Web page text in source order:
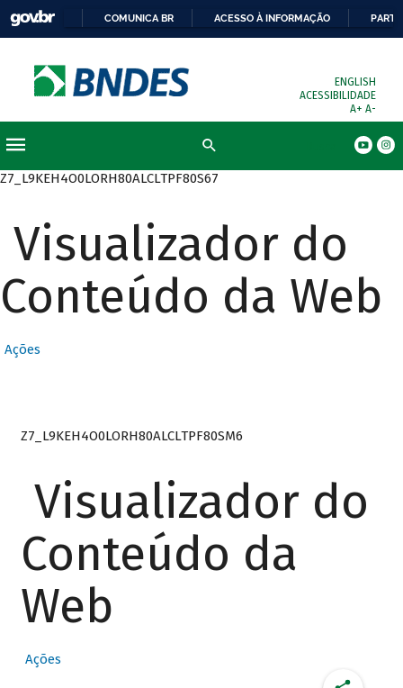
COMUNICA BR ACESSO À INFORMAÇÃO
ENGLISH
ACESSIBILIDADE
A+ A-
Z7_L9KEH4O0LORH80ALCLTPF80S67
Visualizador do
Conteúdo da Web
Ações
Z7_L9KEH4O0LORH80ALCLTPF80SM6
Visualizador do
Conteúdo da
Web
Ações